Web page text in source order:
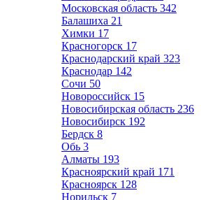
Московская область 342
Балашиха 21
Химки 17
Красногорск 17
Краснодарский край 323
Краснодар 142
Сочи 50
Новороссийск 15
Новосибирская область 236
Новосибирск 192
Бердск 8
Обь 3
Алматы 193
Красноярский край 171
Красноярск 128
Норильск 7